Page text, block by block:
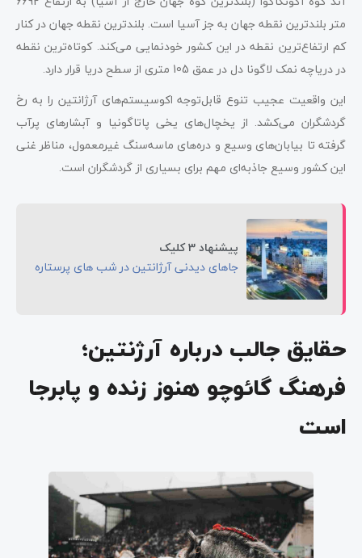
متر بلندترین نقطه جهان به جز آسیا است. بلندترین نقطه جهان در کنار
کم‌ ارتفاع‌ترین نقطه در این کشور خودنمایی می‌کند. کوتاه‌ترین نقطه
در دریاچه نمک لاگونا دل در عمق 105 متری از سطح دریا قرار دارد.
این واقعیت عجیب تنوع قابل‌توجه اکوسیستم‌های آرژانتین را به رخ
گردشگران می‌کشد. از یخچال‌های یخی پاتاگونیا و آبشارهای پرآب
گرفته تا بیابان‌های وسیع و دره‌های ماسه‌سنگ غیرمعمول، مناظر غنی
این کشور وسیع جاذبه‌ای مهم برای بسیاری از گردشگران است.
پیشنهاد 3 کلیک
جاهای دیدنی آرژانتین در شب ‌های پرستاره
حقایق جالب درباره آرژنتین؛
فرهنگ گائوچو هنوز زنده و پابرجا
است